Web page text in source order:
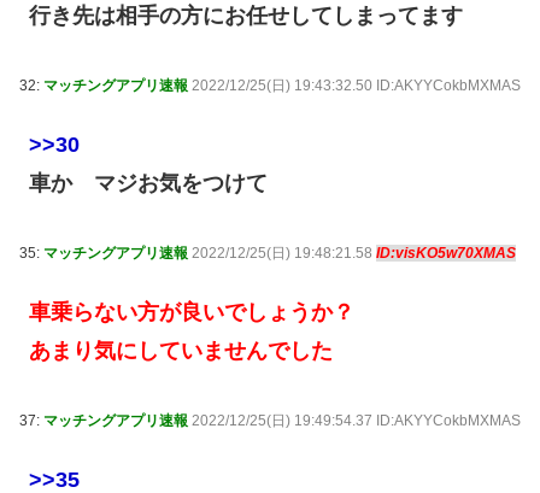
行き先は相手の方にお任せしてしまってます
32: マッチングアプリ速報 2022/12/25(日) 19:43:32.50 ID:AKYYCokbMXMAS
>>30
車か マジお気をつけて
35: マッチングアプリ速報 2022/12/25(日) 19:48:21.58 ID:visKO5w70XMAS
車乗らない方が良いでしょうか？
あまり気にしていませんでした
37: マッチングアプリ速報 2022/12/25(日) 19:49:54.37 ID:AKYYCokbMXMAS
>>35